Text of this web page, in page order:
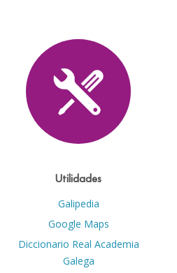
Utilidades
Galipedia
Google Maps
Diccionario Real Academia
Galega